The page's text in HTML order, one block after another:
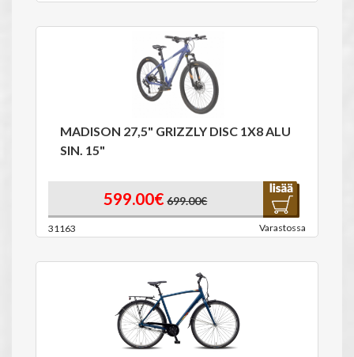
MADISON 27,5" GRIZZLY DISC 1X8 ALU
SIN. 15"
599.00€ 699.00€
31163 Varastossa